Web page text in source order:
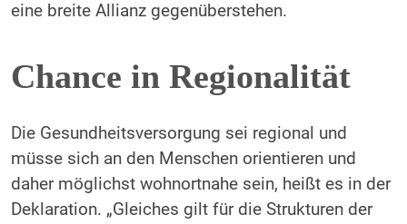
eine breite Allianz gegenüberstehen.
Chance in Regionalität
Die Gesundheitsversorgung sei regional und
müsse sich an den Menschen orientieren und
daher möglichst wohnortnahe sein, heißt es in der
Deklaration. „Gleiches gilt für die Strukturen der